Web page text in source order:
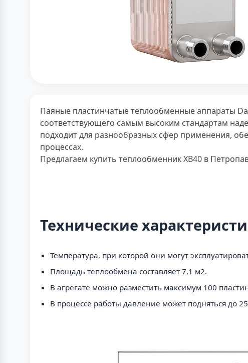
Паяные пластинчатые теплообменные аппараты
соответствующего самым высоким стандартам
подходит для разнообразных сфер применения,
процессах.
Предлагаем купить теплообменник XB40 в
Технические
Температура, при которой они могут
Площадь теплообмена составляет 7,1 м2.
В агрегате можно разместить максимум 100
В процессе работы давление может подняться до